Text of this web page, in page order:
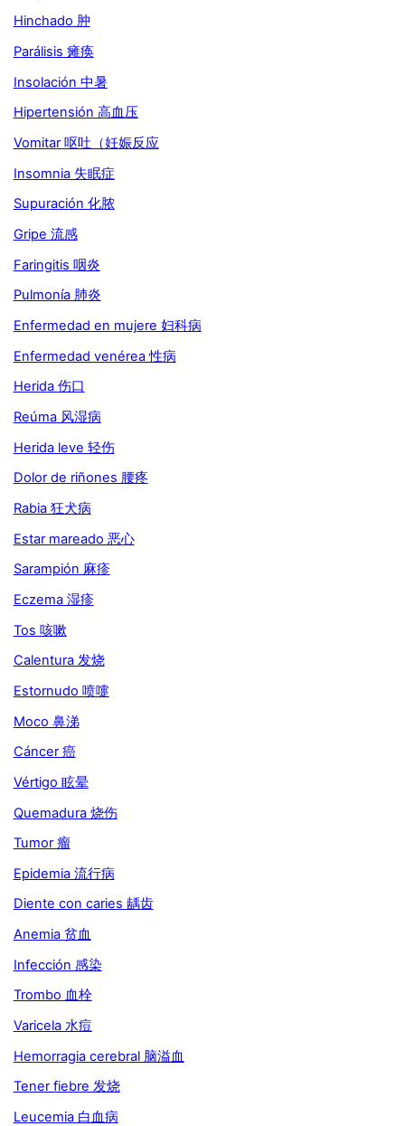
Hinchado 肿
Parálisis 瘫痪
Insolación 中暑
Hipertensión 高血压
Vomitar 呕吐（妊娠反应
Insomnia 失眠症
Supuración 化脓
Gripe 流感
Faringitis 咽炎
Pulmonía 肺炎
Enfermedad en mujere 妇科病
Enfermedad venérea 性病
Herida 伤口
Reúma 风湿病
Herida leve 轻伤
Dolor de riñones 腰疼
Rabia 狂犬病
Estar mareado 恶心
Sarampión 麻疹
Eczema 湿疹
Tos 咳嗽
Calentura 发烧
Estornudo 喷嚏
Moco 鼻涕
Cáncer 癌
Vértigo 眩晕
Quemadura 烧伤
Tumor 瘤
Epidemia 流行病
Diente con caries 龋齿
Anemia 贫血
Infección 感染
Trombo 血栓
Varicela 水痘
Hemorragia cerebral 脑溢血
Tener fiebre 发烧
Leucemia 白血病